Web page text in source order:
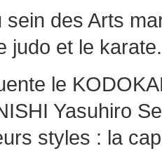
des Arts
judo et le karate.
le
Yasuhiro
styles : la